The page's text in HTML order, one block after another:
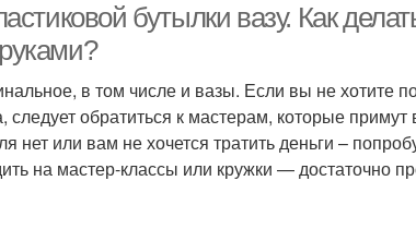
бутылки вазу. Как
в том числе и вазы. Если вы не хотите
следует обратиться к мастерам, которые
нет или вам не хочется тратить деньги –
на мастер-классы или кружки — достаточно